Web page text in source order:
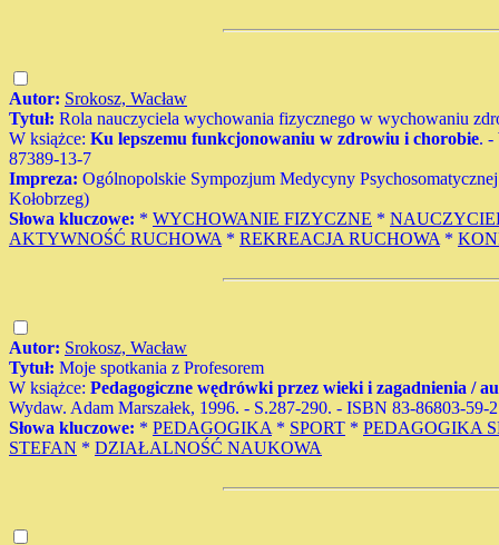
Autor: Srokosz, Wacław
Tytuł: Rola nauczyciela wychowania fizycznego w wychowaniu
W książce: Ku lepszemu funkcjonowaniu w zdrowiu i chorobie. -
87389-13-7
Impreza: Ogólnopolskie Sympozjum Medycyny
Kołobrzeg)
Słowa kluczowe: * WYCHOWANIE FIZYCZNE *
AKTYWNOŚĆ RUCHOWA * REKREACJA RUCHOWA *
Autor: Srokosz, Wacław
Tytuł: Moje spotkania z Profesorem
W książce: Pedagogiczne wędrówki przez wieki i zagadnienia /
Wydaw. Adam Marszałek, 1996. - S.287-290. - ISBN 83-86803-59-2
Słowa kluczowe: * PEDAGOGIKA * SPORT * PEDAGOGIKA
STEFAN * DZIAŁALNOŚĆ NAUKOWA